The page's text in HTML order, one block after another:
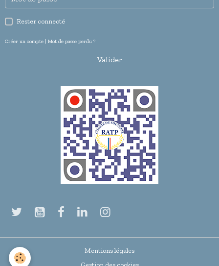
Rester connecté
Créer un compte | Mot de passe perdu ?
Valider
Mentions légales